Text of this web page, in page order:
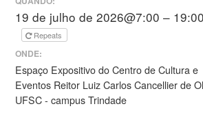
19 de julho de 2026@7:00 – 19:00
Repeats
ONDE:
Espaço Expositivo do Centro de Cultura e
Eventos Reitor Luiz Carlos Cancellier de
UFSC - campus Trindade